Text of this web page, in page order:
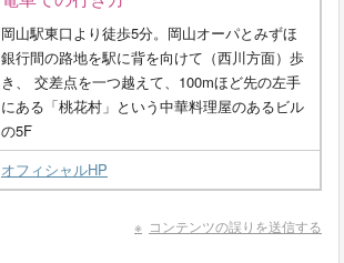
岡山駅東口より徒歩5分。岡山オーパとみずほ
銀行間の路地を駅に背を向けて（西川方面）歩
き、 交差点を一つ越えて、100mほど先の左手
にある「桃花村」という中華料理屋のあるビル
の5F
オフィシャルHP
コンテンツの誤りを送信する